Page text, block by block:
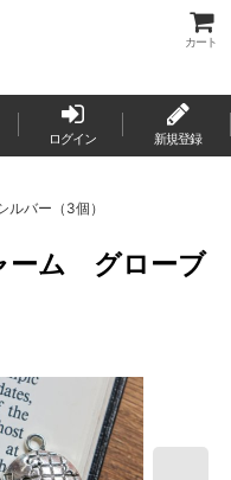
カート
ログイン 新規登録
バー（3個）
ーム グローブ